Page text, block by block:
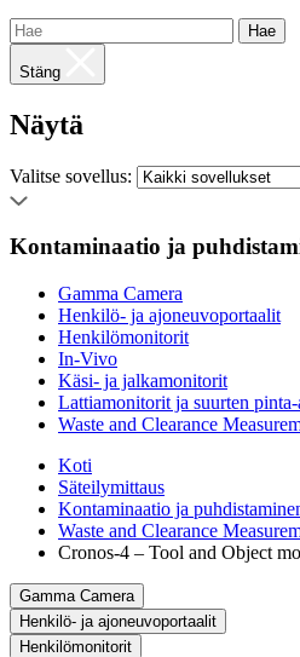
Hae
Stäng
Näytä
Valitse sovellus:
Kontaminaatio ja
Gamma Camera
Henkilö- ja ajoneuvoportaalit
Henkilömonitorit
In-Vivo
Käsi- ja jalkamonitorit
Lattiamonitorit ja suurten
Waste and Clearance
Koti
Säteilymittaus
Kontaminaatio ja
Waste and Clearance
Cronos-4 – Tool and Object
Gamma Camera
Henkilö- ja ajoneuvoportaalit
Henkilömonitorit